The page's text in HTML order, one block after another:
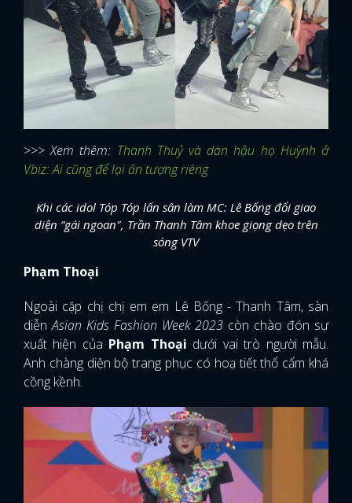
>>> Xem thêm: Thanh Thuỷ và dàn hậu họ Huỳnh ở
Vbiz: Ai cũng để lại ấn tượng riêng
Khi các idol Tóp Tóp lấn sân làm MC: Lê Bống đổi giao
diện “gái ngoan", Trần Thanh Tâm khoe giọng dẹo trên
sóng VTV
Phạm Thoại
Ngoài cặp chị chị em em Lê Bống - Thanh Tâm, sàn
diễnAsian Kids Fashion Week 2023 còn chào đón sự
xuất hiện của Phạm Thoại dưới vai trò người mẫu.
Anh chàng diện bộ trang phục có hoạ tiết thổ cẩm khá
cồng kềnh.